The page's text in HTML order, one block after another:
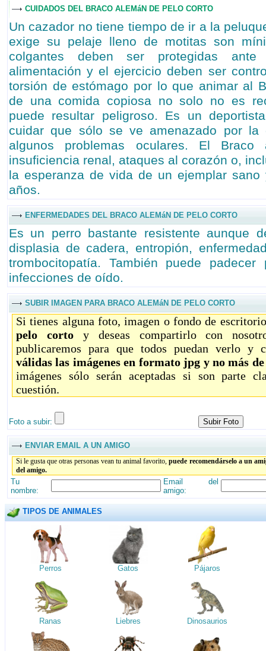
CUIDADOS DEL BRACO ALEMáN DE PELO CORTO
Un cazador no tiene tiempo de ir a la
exige su pelaje lleno de motitas son
colgantes deben ser protegidas
alimentación y el ejercicio deben ser
torsión de estómago por lo que animar al
de una comida copiosa no solo no es
puede resultar peligroso. Es un
cuidar que sólo se ve amenazado por la
algunos problemas oculares. El Braco
insuficiencia renal, ataques al corazón o,
la esperanza de vida de un ejemplar
años.
ENFERMEDADES DEL BRACO ALEMáN DE PELO CORTO
Es un perro bastante resistente aunque
displasia de cadera, entropión,
trombocitopatía. También puede
infecciones de oído.
SUBIR IMAGEN PARA BRACO ALEMáN DE PELO CORTO
Si tienes alguna foto, imagen o fondo de
pelo cortoy deseas compartirlo con
publicaremos para que todos puedan verlo y
válidas las imágenes en formato jpg y no más
imágenes sólo serán aceptadas si son parte
cuestión.
Foto a subir:
ENVIAR EMAIL A UN AMIGO
Si le gusta que otras personas vean tu animal favorito,puede recomendárselo a un
del amigo.
Tu
nombre:
Email del
amigo:
TIPOS DE ANIMALES
Perros Gatos Pájaros
Ranas Liebres Dinosaurios